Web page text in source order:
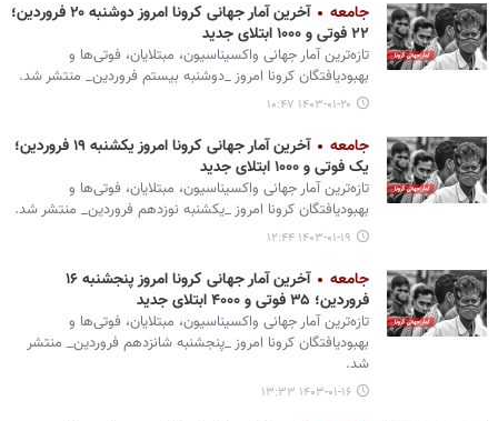
جامعه
آخرین آمار جهانی کرونا امروز دوشنبه ۲۰ فروردین؛
۲۲ فوتی و ۱۰۰۰ ابتلای جدید
تازه‌ترین آمار جهانی واکسیناسیون، مبتلایان، فوتی‌ها و
بهبودیافتگان کرونا امروز _دوشنبه بیستم فروردین_ منتشر شد.
۱۴۰۳-۰۱-۲۰ ۱۰:۴۷
جامعه
آخرین آمار جهانی کرونا امروز یکشنبه ۱۹ فروردین؛
یک فوتی و ۱۰۰۰ ابتلای جدید
تازه‌ترین آمار جهانی واکسیناسیون، مبتلایان، فوتی‌ها و
بهبودیافتگان کرونا امروز _یکشنبه نوزدهم فروردین_ منتشر شد.
۱۴۰۳-۰۱-۱۹ ۱۲:۴۴
جامعه
آخرین آمار جهانی کرونا امروز پنجشنبه ۱۶
فروردین؛ ۳۵ فوتی و ۴۰۰۰ ابتلای جدید
تازه‌ترین آمار جهانی واکسیناسیون، مبتلایان، فوتی‌ها و
بهبودیافتگان کرونا امروز _پنجشنبه شانزدهم فروردین_ منتشر
شد.
۱۴۰۳-۰۱-۱۶ ۱۳:۳۳